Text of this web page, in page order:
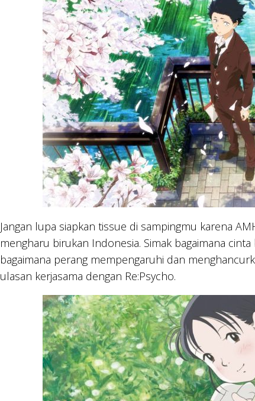
Jangan lupa siapkan tissue di sampingmu karena
mengharu birukan Indonesia. Simak bagaimana
bagaimana perang mempengaruhi dan
ulasan kerjasama dengan Re:Psycho.